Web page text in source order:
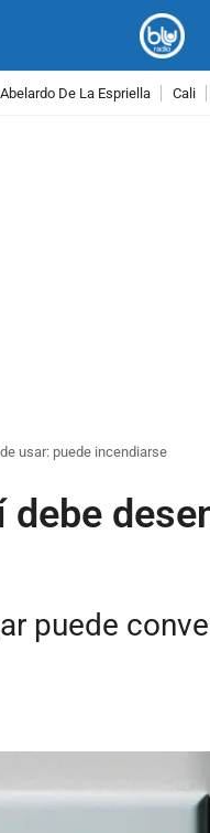
De La Espriella Cali
usar: puede incendiarse
puede